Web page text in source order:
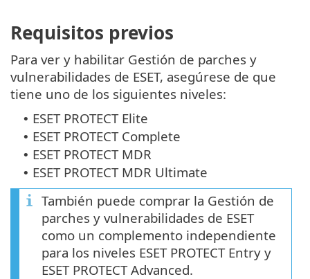
Requisitos previos
Para ver y habilitar Gestión de parches y
vulnerabilidades de ESET, asegúrese de que
tiene uno de los siguientes niveles:
• ESET PROTECT Elite
• ESET PROTECT Complete
• ESET PROTECT MDR
• ESET PROTECT MDR Ultimate
También puede comprar la Gestión de
parches y vulnerabilidades de ESET
como un complemento independiente
para los niveles ESET PROTECT Entry y
ESET PROTECT Advanced.